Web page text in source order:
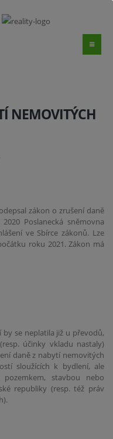
NEMOVITÝCH
zákon o zrušení daně
Poslanecká sněmovna
ve Sbírce zákonů. Lze
roku 2021. Zákon má
by se neplatila již u převodů,
účinky vkladu nastaly)
daně z nabytí nemovitých
sloužících k bydlení, ale
stavbou nebo
republiky (resp. též práv